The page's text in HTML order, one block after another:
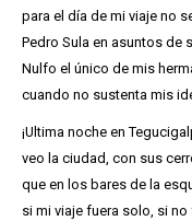
para el día de mi viaje no
Pedro Sula en asuntos de
Nulfo el único de mis
cuando no sustenta mis
¡Ultima noche en
veo la ciudad, con sus
que en los bares de la
si mi viaje fuera solo, si